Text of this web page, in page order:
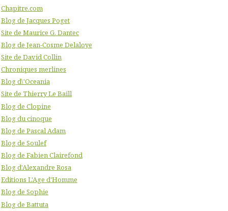
Chapitre.com
Blog de Jacques Poget
Site de Maurice G. Dantec
Blog de Jean-Cosme Delaloye
Site de David Collin
Chroniques merlines
Blog d\'Oceania
Site de Thierry Le Baill
Blog de Clopine
Blog du cinoque
Blog de Pascal Adam
Blog de Soulef
Blog de Fabien Clairefond
Blog d'Alexandre Rosa
Editions L'Age d'Homme
Blog de Sophie
Blog de Battuta